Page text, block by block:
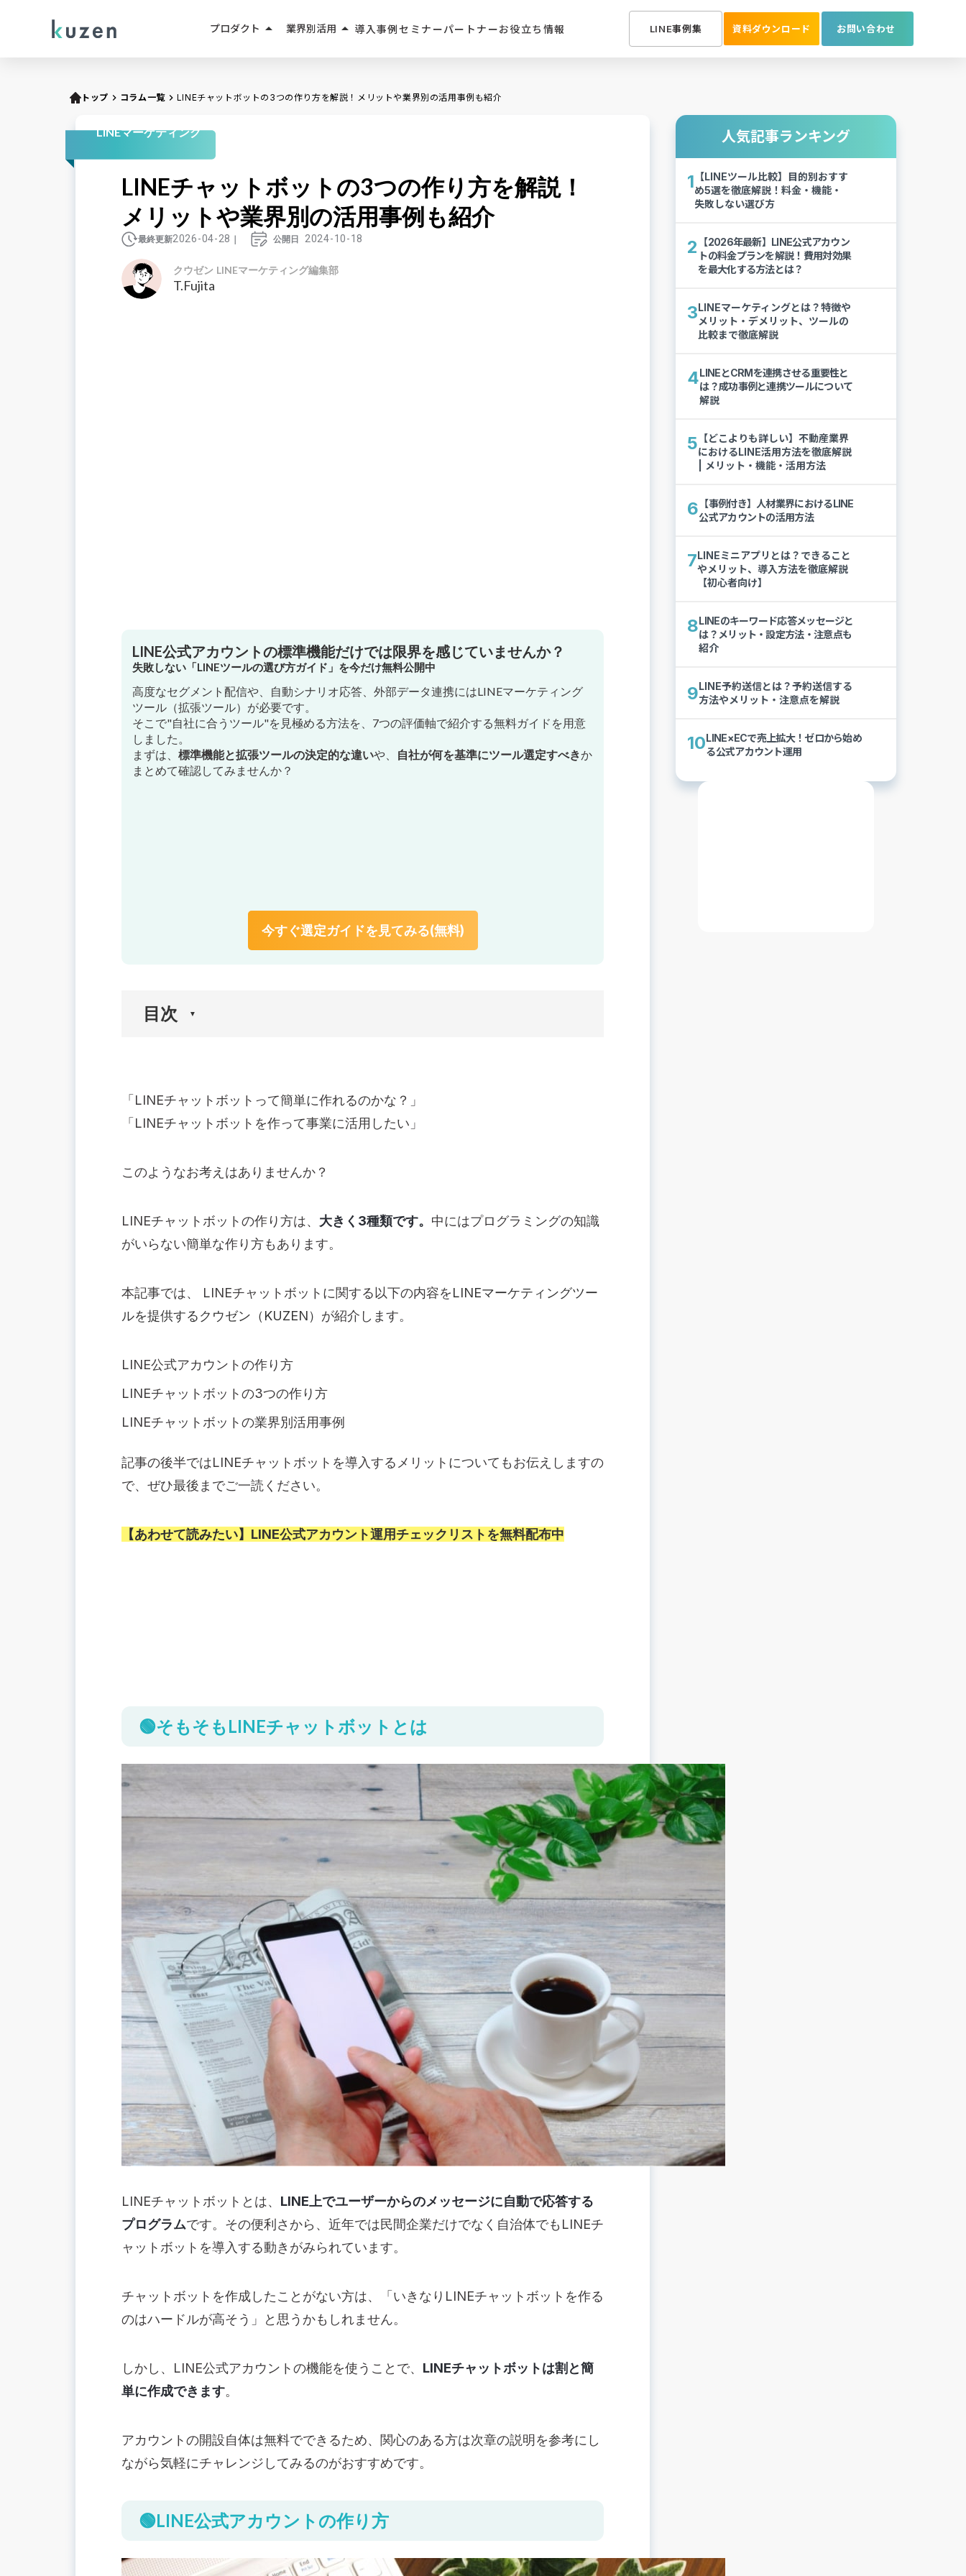
プロダクト arrow_drop_up
LINE成果報酬メニュー
AIエージェント
AIチャットボット
業界別活用 arrow_drop_up
人材紹介・人材派遣
教育・学習サービス
小売・飲食
導入事例 セミナーパートナーお役立ち情報 LINE事例集 資料ダウンロード お問い合わせ
トップ keyboard_arrow_right コラム一覧keyboard_arrow_right LINEチャットボットの3つの作り方を解説！メリットや業界別の活用事例も紹介
LINEマーケティング
LINEチャットボットの3つの作り方を解説！
メリットや業界別の活用事例も紹介
最終更新2026-04-28 ｜ 公開日 2024-10-18
クウゼン LINEマーケティング編集部
T.Fujita
LINE公式アカウントの標準機能だけでは限界を感じていませんか？
失敗しない「LINEツールの選び方ガイド」を今だけ無料公開中
高度なセグメント配信や、自動シナリオ応答、外部データ連携にはLINEマーケティング
ツール（拡張ツール）が必要です。
そこで"自社に合うツール"を見極める方法を、7つの評価軸で紹介する無料ガイドを用意
しました。
まずは、 標準機能と拡張ツールの決定的な違いや、 自社が何を基準にツール選定すべきか
まとめて確認してみませんか？
今すぐ選定ガイドを見てみる(無料)
目次
🟢LINEチャットボットには3つの作り方がある
【LINEチャットボットの作り方1】LINEの応答メッセージを使って作成する
【LINEチャットボットの作り方3】Messaging APIを使って開発する
応答メッセージで使えるメッセージタイプ
AIチャットボット(β)で使えるメッセージタイプ
株式会社キャリアデザインセンター【人材】
🟢 LINEチャットボットを導入する3つのメリット
顧客対応へのコストを削減できる
🔴LINEチャットボットを導入する際の注意点・デメリット
複雑な問い合わせ対応には向かない
LINE公式アカウントの費用
「LINEチャットボットって簡単に作れるのかな？」
「LINEチャットボットを作って事業に活用したい」
このようなお考えはありませんか？
LINEチャットボットの作り方は、 大きく3種類です。 中にはプログラミングの知識
がいらない簡単な作り方もあります。
本記事では、 LINEチャットボットに関する以下の内容をLINEマーケティングツー
ルを提供するクウゼン（KUZEN） が紹介します。
LINE公式アカウントの作り方
LINEチャットボットの3つの作り方
LINEチャットボットの業界別活用事例
記事の後半ではLINEチャットボットを導入するメリットについてもお伝えしますの
で、ぜひ最後までご一読ください。
【あわせて読みたい】 LINE公式アカウント運用チェックリストを無料配布中
🟢そもそもLINEチャットボットとは
LINEチャットボットとは、 LINE上でユーザーからのメッセージに自動で応答する
プログラムです。その便利さから、近年では民間企業だけでなく自治体でもLINEチ
ャットボットを導入する動きがみられています。
チャットボットを作成したことがない方は、「いきなりLINEチャットボットを作る
のはハードルが高そう」と思うかもしれません。
しかし、LINE公式アカウントの機能を使うことで、 LINEチャットボットは割と簡
単に作成できます。
アカウントの開設自体は無料でできるため、関心のある方は次章の説明を参考にし
ながら気軽にチャレンジしてみるのがおすすめです。
🟢LINE公式アカウントの作り方
人気記事ランキング
1 【LINEツール比較】目的別おすす
め5選を徹底解説！料金・機能・
失敗しない選び方
2
【2026年最新】LINE公式アカウン
トの料金プランを解説！費用対効果
を最大化する方法とは？
3LINEマーケティングとは？特徴や
メリット・デメリット、ツールの
比較まで徹底解説
4LINEとCRMを連携させる重要性と
は？成功事例と連携ツールについて
解説
5 【どこよりも詳しい】不動産業界
におけるLINE活用方法を徹底解説
| メリット・機能・活用方法
6 【事例付き】人材業界におけるLINE
公式アカウントの活用方法
7LINEミニアプリとは？できること
やメリット、導入方法を徹底解説
【初心者向け】
8LINEのキーワード応答メッセージと
は？メリット・設定方法・注意点も
紹介
9LINE予約送信とは？予約送信する
方法やメリット・注意点を解説
10LINE×ECで売上拡大！ゼロから始め
る公式アカウント運用